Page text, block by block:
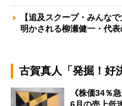
【追及スクープ・みんな
明かされる柳瀬健一・代
古賀真人「発掘！好
《株価34％
6月の売上低